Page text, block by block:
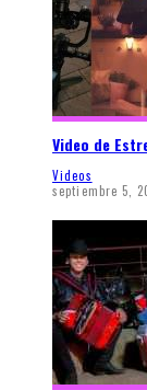
Video de
Videos
septiembre 5,